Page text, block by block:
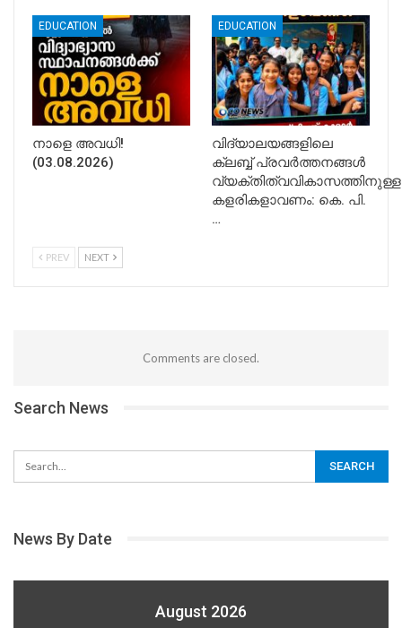
EDUCATION
നാളെ അവധി!
(03.08.2026)
EDUCATION
വിദ്യാലയങ്ങളിലെ
ക്ലബ്ബ് പ്രവർത്തനങ്ങൾ
വ്യക്തിത്വവികാസത്തിനുള്ള
കളരികളാവണം: കെ. പി.
…
PREV NEXT
Comments are closed.
Search News
News By Date
August 2026